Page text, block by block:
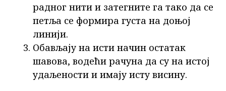
радног нити и затегните га тако да се
петља се формира густа на доњој
линији.
Обављају на исти начин остатак
шавова, водећи рачуна да су на истој
удаљености и имају исту висину.